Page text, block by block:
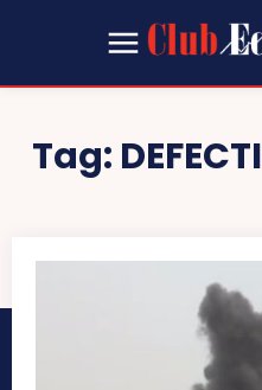
Tag: